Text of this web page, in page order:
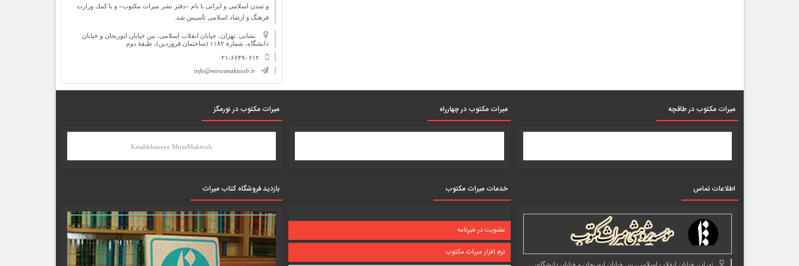
و تمدن اسلامی و ایرانی با نام «دفتر نشر میراث مكتوب» و با كمك وزارت
فرهنگ و ارشاد اسلامی تأسیس شد.
نشانی: تهران، خیابان انقلاب اسلامی، بین خیابان ابوریحان و خیابان
دانشگاه، شمارۀ ۱۱۸۲ (ساختمان فروردین)، طبقۀ دوم
۰۲۱-۶۶۴۹۰۶۱۲
info@mirasmaktoob.ir
میرات مکتوب در طاقچه
اطلاعات تماس
تهران، خیابان انقلاب اسلامی، بین خیابان ابوریحان و خیابان دانشگاه،
میرات مکتوب در چهارراه
خدمات میراث مکتوب
عضویت در خبرنامه
نرم افزار میراث مکتوب
میرات مکتوب در نورمگز
Ketabkhaneye MirasMaktoob
بازدید فروشگاه کتاب میراث